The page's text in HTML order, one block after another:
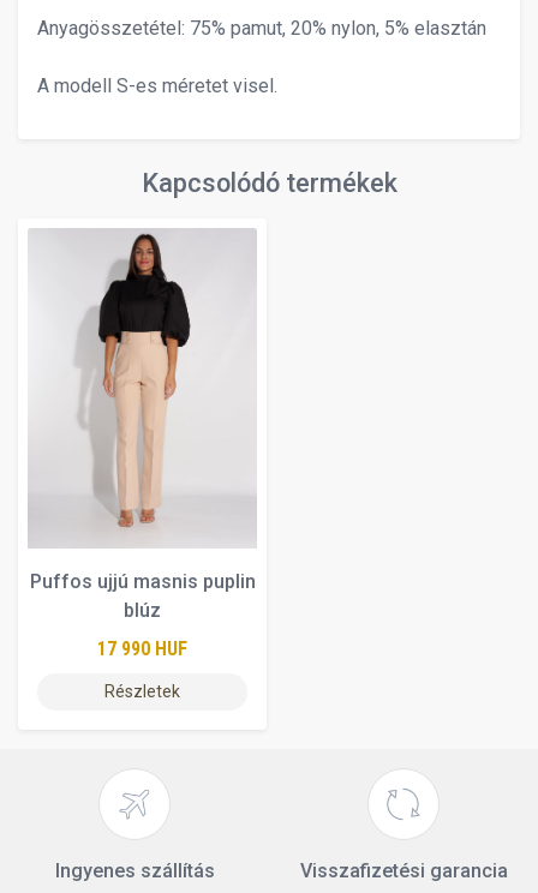
Anyagösszetétel: 75% pamut, 20% nylon, 5% elasztán
A modell S-es méretet visel.
Kapcsolódó termékek
Puffos ujjú masnis puplin
blúz
17 990 HUF
Részletek
Ingyenes szállítás
Visszafizetési garancia